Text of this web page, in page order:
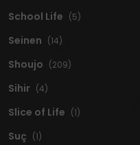
School Life (5)
Seinen (14)
Shoujo (209)
Sihir (4)
Slice of Life (1)
Suç (1)